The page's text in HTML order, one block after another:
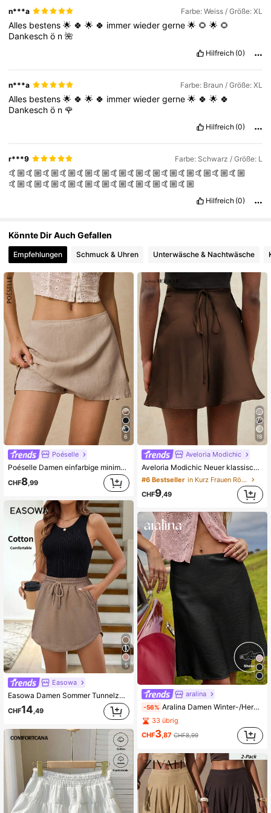
4,78
n***a Farbe: Weiss / Größe: XL
Alles bestens🌟 🍀🌟 🍀 immerwiedergerne🌟 🌻🌟 🌻
Dankeschö n🌺
Hilfreich (0)
n***a Farbe: Braun / Größe: XL
Alles bestens🌟 🍀🌟 🍀 immerwiedergerne🌟 🍀🌟 🍀
Dankeschö n🌹
Hilfreich (0)
r***9 Farbe: Schwarz / Größe: L
🤙🏼🤙🏼🤙🏼🤙🏼🤙🏼🤙🏼🤙🏼🤙🏼🤙🏼🤙🏼🤙🏼🤙🏼🤙🏼🤙🏼
🤙🏼🤙🏼🤙🏼🤙🏼🤙🏼🤙🏼🤙🏼🤙🏼🤙🏼🤙🏼🤙🏼
Hilfreich (0)
Könnte Dir Auch Gefallen
Empfehlungen Schmuck & Uhren Unterwäsche & Nachtwäsche
6
Poéselle
Poéselle Damen einfarbige minimalistische Design Lässig Shorts, Sommer
CHF8 ,99
5
Easowa
Easowa Damen Sommer Tunnelzug Elastische Taille Taschen Gefüttert Lässig Urlaubs Komfort Sport Kapuzen Rock
CHF14,49
18
Aveloria Modichic
Aveloria Modichic Neuer klassisch eleganter, minimalistischer Satinrock mit Einfarbig, Schnürung, verstellbarem Bund, lässiger Damenrock
#6 Bestseller
in Kurz Frauen Röcke
CHF9 ,49
aralina
-56% Aralina Damen Winter-/Herbst-Picot-Saum am Bund A-Linien fließender süßer Midi-Rock, perfekt für Homecoming, Abschlussfeier, Slip-Rock, schwarzer Rock, Damen-Röcke Sommer, Röcke mit niedriger Taille, schwarzer Midi-Rock für Büro, Silvester, fließender Rock
33 übrig
CHF3,87 CHF8,99